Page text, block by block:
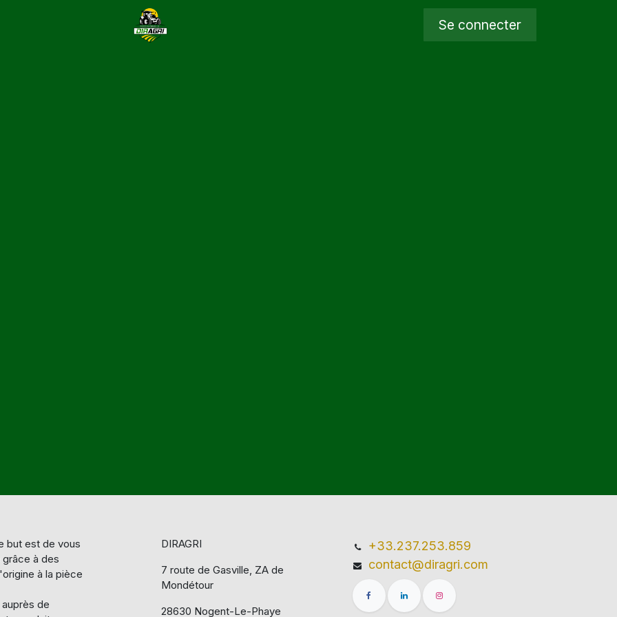
Se connecter
but est de vous
à des
à la pièce
de
DIRAGRI
7 route de Gasville, ZA de
Mondétour
28630 Nogent-Le-Phaye
+33.237.253.859
contact@diragri.com